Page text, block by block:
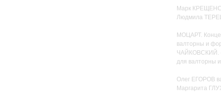
Марк
Людмила
МОЦАРТ.
валторны и
ЧАЙКОВСКИЙ.
для валторны
Олег ЕГОРОВ
Маргарита